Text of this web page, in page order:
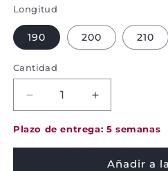
Longitud
190 200 210
Cantidad
Disminuir
la
cantidad
para
Aumentar
la
cantidad
para
Somier
Plazo de entrega: 5 semanas
Añadir a